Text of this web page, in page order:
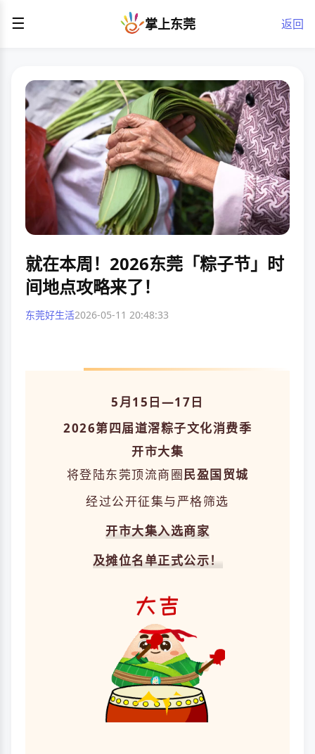
☰ 掌上东莞 返回
就在本周！2026东莞「粽子节」时
间地点攻略来了！
东莞好生活2026-05-11 20:48:33
5月15日—17日
2026第四届道滘粽子文化消费季
开市大集
将登陆东莞顶流商圈民盈国贸城
经过公开征集与严格筛选
开市大集入选商家
及摊位名单正式公示！